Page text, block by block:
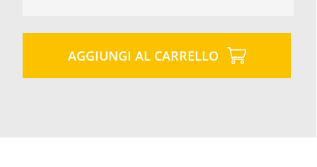
AGGIUNGI AL CARRELLO